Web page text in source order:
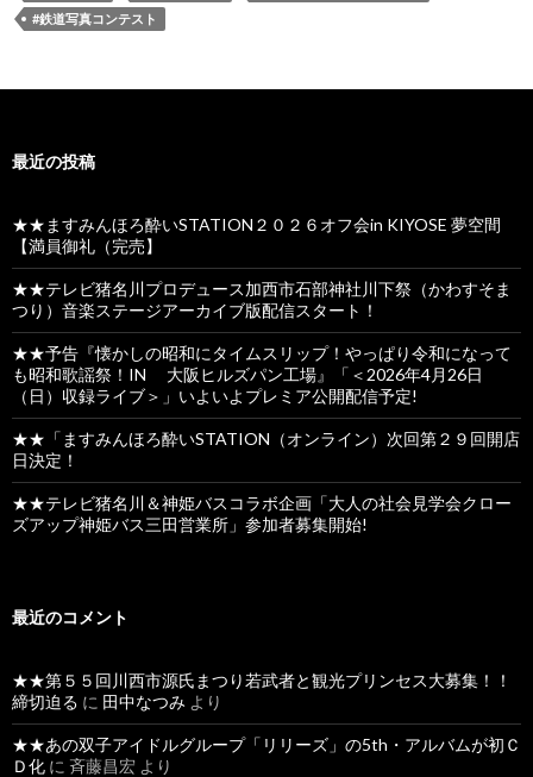
#鉄道写真コンテスト
最近の投稿
★★ますみんほろ酔いSTATION２０２６オフ会in KIYOSE 夢空間
【満員御礼（完売】
★★テレビ猪名川プロデュース加西市石部神社川下祭（かわすそま
つり）音楽ステージアーカイブ版配信スタート！
★★予告『懐かしの昭和にタイムスリップ！やっぱり令和になって
も昭和歌謡祭！IN 大阪ヒルズパン工場』「＜2026年4月26日
（日）収録ライブ＞」いよいよプレミア公開配信予定!
★★「ますみんほろ酔いSTATION（オンライン）次回第２９回開店
日決定！
★★テレビ猪名川＆神姫バスコラボ企画「大人の社会見学会クロー
ズアップ神姫バス三田営業所」参加者募集開始!
最近のコメント
★★第５５回川西市源氏まつり若武者と観光プリンセス大募集！！
締切迫る に 田中なつみ より
★★あの双子アイドルグループ「リリーズ」の5th・アルバムが初Ｃ
Ｄ化 に 斉藤昌宏 より